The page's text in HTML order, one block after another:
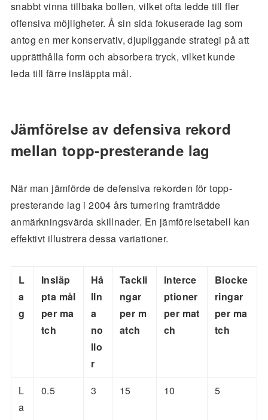
snabbt vinna tillbaka bollen, vilket ofta ledde till fler
offensiva möjligheter. Å sin sida fokuserade lag som
antog en mer konservativ, djupliggande strategi på att
upprätthålla form och absorbera tryck, vilket kunde
leda till färre insläppta mål.
Jämförelse av defensiva rekord
mellan topp-presterande lag
När man jämförde de defensiva rekorden för topp-
presterande lag i 2004 års turnering framträdde
anmärkningsvärda skillnader. En jämförelsetabell kan
effektivt illustrera dessa variationer.
L
a
g
Insläp
pta mål
per ma
tch
Hå
lln
a
no
llo
r
Tackli
ngar
per m
atch
Interce
ptioner
per mat
ch
Blocke
ringar
per ma
tch
L
a
0.5 3 15 10 5